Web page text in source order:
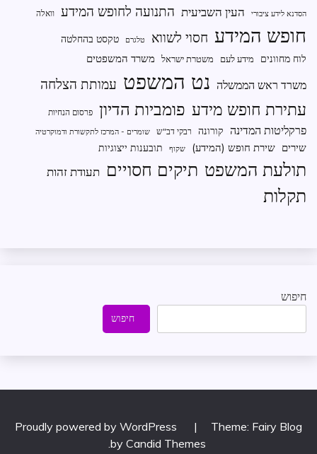
הסדנא לידע ציבורי העין השביעית התנועה לחופש המידע וואלה
חופש המידע חסוי לשווא טלגרם
טקסט בהחלטה
לוח מחוונים
מידע לעם משטרת ישראל משרד המשפטים
משרד ראש הממשלה נט המשפט עמותת הצלחה
עתירת חופש מידע פומביות הדיון פרסום הנחיות
פרקליטות המדינה קורונה רבקי דב"ש שומרים - המרכז לתקשורת ודמוקרטיה
שירים שירת חופש (המידע) שקוף תובענות ייצוגיות
תולעת המשפט תיקים חסויים תעודת זהות
תקלות
חיפוש
חיפוש
Proudly powered by WordPress |
Theme: Fairy Blog
by Candid Themes